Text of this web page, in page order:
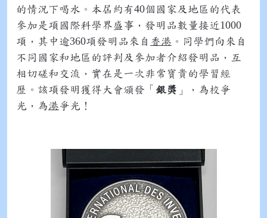
的情況下喝水。本屆約有40個國家及地區的代表
參加是項國際科學界盛事，發明品數量接近1000
項，其中逾360項發明品來自 香港 。同學們向來自
不同國家和地區的評判及參加者介紹發明品，互
相切磋和交流，實在是一次非常寶貴的學習經
歷。該項發明獲得大會頒發「 銀獎 」，為校爭
光，為港爭光！